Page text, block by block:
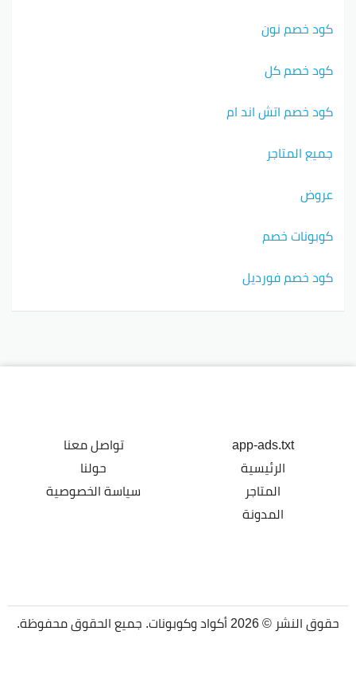
كود خصم نون
كود خصم كل
كود خصم اتش اند ام
جميع المتاجر
عروض
كوبونات خصم
كود خصم فورديل
app-ads.txt
الرئيسية
المتاجر
المدونة
تواصل معنا
حولنا
سياسة الخصوصية
حقوق النشر © 2026 أكواد وكوبونات. جميع الحقوق محفوظة.